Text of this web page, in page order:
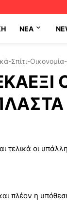
NEA
Σπίτι-
τελικά οι
πλέον η